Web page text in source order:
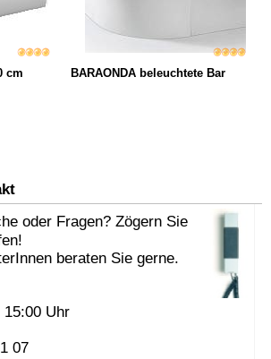
cm BARAONDA beleuchtete Bar
oder Fragen? Zögern Sie
beraten Sie gerne.
Uhr
07